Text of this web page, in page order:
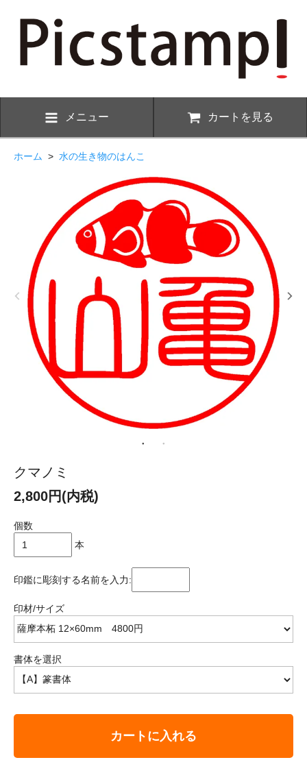
メニュー カートを見る
ホーム > 水の生き物のはんこ
クマノミ
2,800円(内税)
個数
本
印鑑に彫刻する名前を入力:
印材/サイズ
書体を選択
カートに入れる